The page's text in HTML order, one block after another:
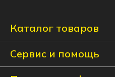
Каталог товаров
Сервис и помощь